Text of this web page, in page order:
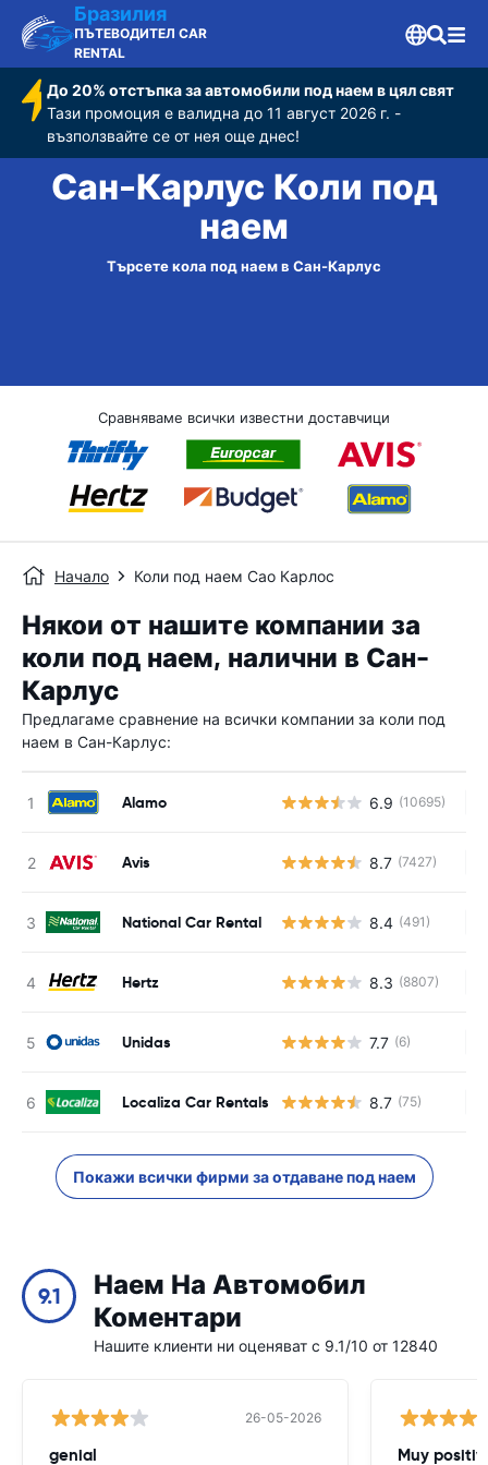
Бразилия
ПЪТЕВОДИТЕЛ CAR
RENTAL
До 20% отстъпка за автомобили под наем в цял свят
Тази промоция е валидна до 11 август 2026 г. -
възползвайте се от нея още днес!
Сан-Карлус Коли под
наем
Търсете кола под наем в Сан-Карлус
Сравняваме всички известни доставчици
Начало Коли под наем Сао Карлос
Някои от нашите компании за
коли под наем, налични в Сан-
Карлус
Предлагаме сравнение на всички компании за коли под
наем в Сан-Карлус:
Alamo 6.9 (10695)
Avis 8.7 (7427)
National Car Rental 8.4 (491)
Hertz 8.3 (8807)
Unidas 7.7 (6)
Localiza Car Rentals 8.7 (75)
Покажи всички фирми за отдаване под наем
9.1
Наем На Автомобил
Коментари
Нашите клиенти ни оценяват с 9.1/10 от 12840
26-05-2026
genial Muy